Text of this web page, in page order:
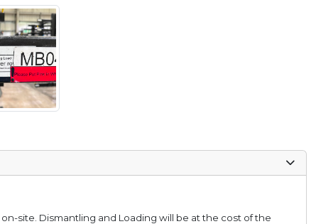
site. Dismantling and Loading will be at the cost of the